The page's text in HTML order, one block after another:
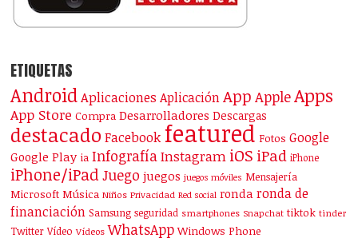
ETIQUETAS
Android Aplicaciones Aplicación App AppleApps
App Store Compra Desarrolladores Descargas
destacado Facebook featured Fotos Google
Google Play ia InfografíaInstagram iOS iPad iPhone
iPhone/iPad Juego juegos juegos móviles Mensajería
Microsoft Música Niños Privacidad Red social ronda ronda de
financiación Samsung seguridad smartphones Snapchat tiktok tinder
Twitter Vídeo Vídeos WhatsApp Windows Phone